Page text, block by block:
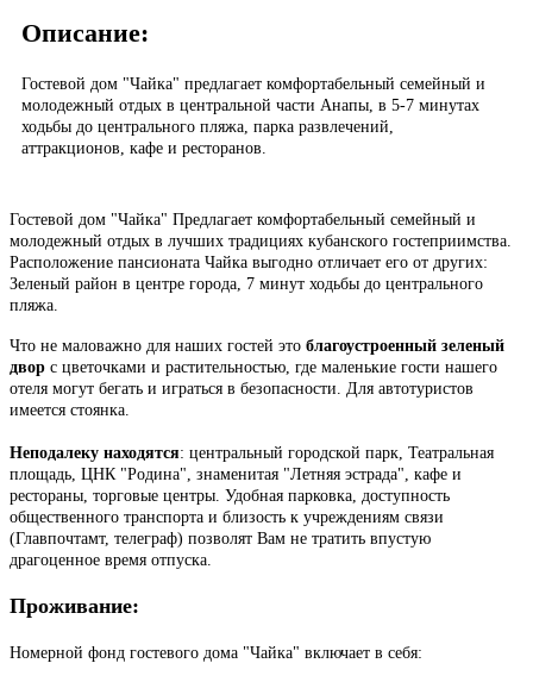
Описание:
Гостевой дом "Чайка" предлагает комфортабельный семейный и
молодежный отдых в центральной части Анапы, в 5-7 минутах
ходьбы до центрального пляжа, парка развлечений,
аттракционов, кафе и ресторанов.
Гостевой дом "Чайка" Предлагает комфортабельный семейный и
молодежный отдых в лучших традициях кубанского гостеприимства.
Расположение пансионата Чайка выгодно отличает его от других:
Зеленый район в центре города, 7 минут ходьбы до центрального
пляжа.
Что не маловажно для наших гостей это благоустроенный зеленый
двор с цветочками и растительностью, где маленькие гости нашего
отеля могут бегать и играться в безопасности. Для автотуристов
имеется стоянка.
Неподалеку находятся: центральный городской парк, Театральная
площадь, ЦНК "Родина", знаменитая "Летняя эстрада", кафе и
рестораны, торговые центры. Удобная парковка, доступность
общественного транспорта и близость к учреждениям связи
(Главпочтамт, телеграф) позволят Вам не тратить впустую
драгоценное время отпуска.
Проживание:
Номерной фонд гостевого дома "Чайка" включает в себя: